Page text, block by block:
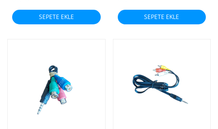
SEPETE EKLE SEPETE EKLE